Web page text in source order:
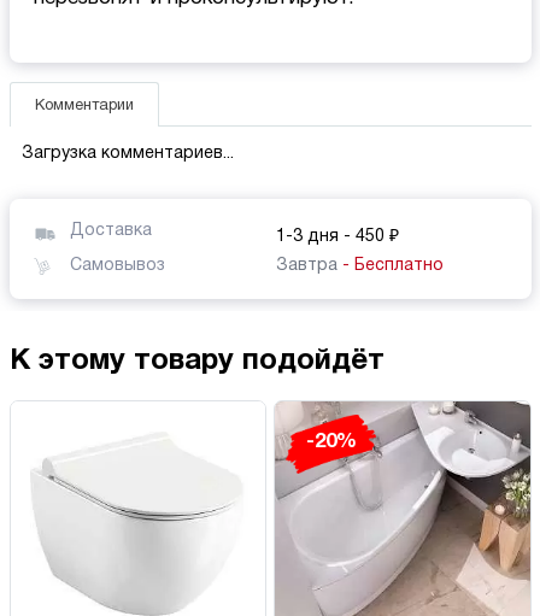
Комментарии
Загрузка комментариев...
Доставка 1-3 дня - 450 ₽
Самовывоз
Завтра - Бесплатно
К этому товару подойдёт
-20%